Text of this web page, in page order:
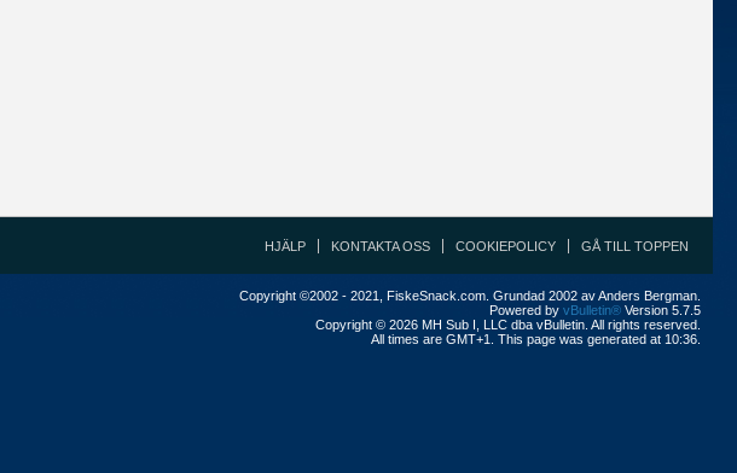
HJÄLP KONTAKTA OSS COOKIEPOLICY GÅ TILL TOPPEN
Copyright ©2002 - 2021, FiskeSnack.com. Grundad 2002 av Anders Bergman.
Powered by vBulletin® Version 5.7.5
Copyright © 2026 MH Sub I, LLC dba vBulletin. All rights reserved.
All times are GMT+1. This page was generated at 10:36.